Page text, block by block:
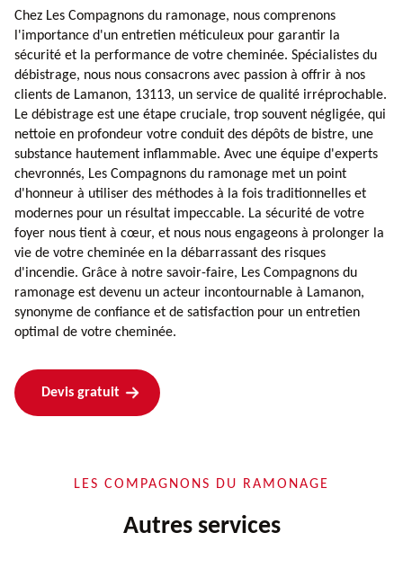
Chez Les Compagnons du ramonage, nous comprenons
l'importance d'un entretien méticuleux pour garantir la
sécurité et la performance de votre cheminée. Spécialistes du
débistrage, nous nous consacrons avec passion à offrir à nos
clients de Lamanon, 13113, un service de qualité irréprochable.
Le débistrage est une étape cruciale, trop souvent négligée, qui
nettoie en profondeur votre conduit des dépôts de bistre, une
substance hautement inflammable. Avec une équipe d'experts
chevronnés, Les Compagnons du ramonage met un point
d'honneur à utiliser des méthodes à la fois traditionnelles et
modernes pour un résultat impeccable. La sécurité de votre
foyer nous tient à cœur, et nous nous engageons à prolonger la
vie de votre cheminée en la débarrassant des risques
d'incendie. Grâce à notre savoir-faire, Les Compagnons du
ramonage est devenu un acteur incontournable à Lamanon,
synonyme de confiance et de satisfaction pour un entretien
optimal de votre cheminée.
Devis gratuit
LES COMPAGNONS DU RAMONAGE
Autres services